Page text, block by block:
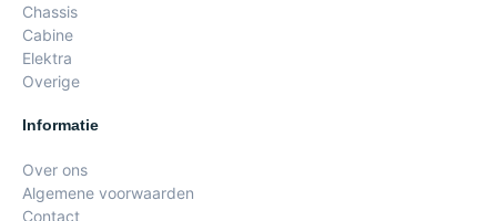
Chassis
Cabine
Elektra
Overige
Informatie
Over ons
Algemene voorwaarden
Contact